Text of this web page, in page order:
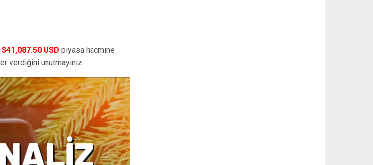
$41,087.50 USD piyasa hacmine
verdiğini unutmayınız.